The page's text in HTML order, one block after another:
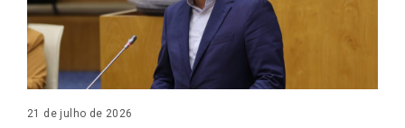
21 de julho de 2026